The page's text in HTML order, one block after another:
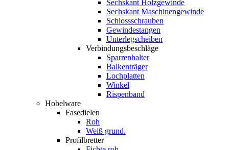
Sechskant Holzgewinde
Sechskant Maschinengewinde
Schlossschrauben
Gewindestangen
Unterlegscheiben
Verbindungsbeschläge
Sparrenhalter
Balkenträger
Lochplatten
Winkel
Rispenband
Hobelware
Fasedielen
Roh
Weiß grund.
Profilbretter